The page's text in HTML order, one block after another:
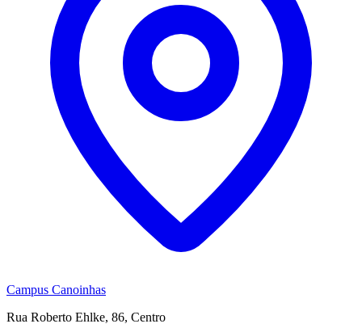
Campus Canoinhas
Rua Roberto Ehlke, 86, Centro